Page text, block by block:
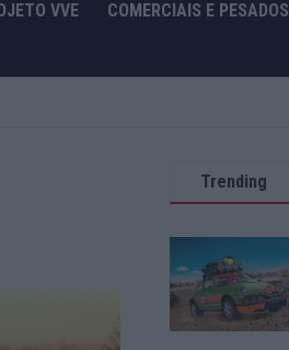
VVE COMERCIAIS E PESADOS
Trending